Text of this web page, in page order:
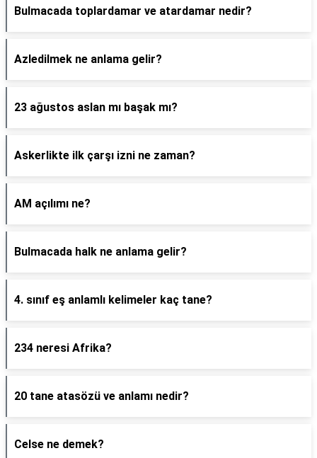
Bulmacada toplardamar ve atardamar nedir?
Azledilmek ne anlama gelir?
23 ağustos aslan mı başak mı?
Askerlikte ilk çarşı izni ne zaman?
AM açılımı ne?
Bulmacada halk ne anlama gelir?
4. sınıf eş anlamlı kelimeler kaç tane?
234 neresi Afrika?
20 tane atasözü ve anlamı nedir?
Celse ne demek?